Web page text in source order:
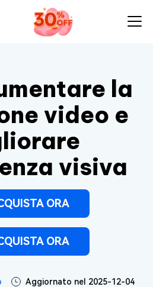
la
video e
visiva
ORA
ORA
Aggiornato nel 2025-12-04